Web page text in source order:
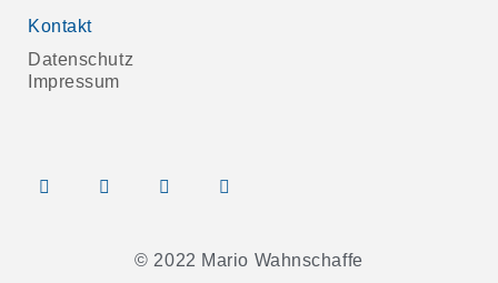
Kontakt
Datenschutz
Impressum
© 2022 Mario Wahnschaffe